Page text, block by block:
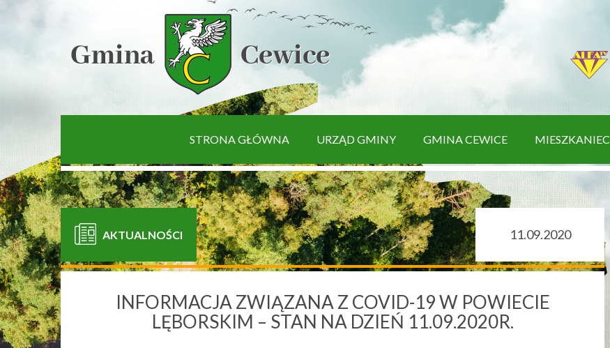
STRONA GŁÓWNA URZĄD GMINY GMINA CEWICE MIESZKANIEC
AKTUALNOŚCI 11.09.2020
INFORMACJA ZWIĄZANA Z COVID-19 W POWIECIE
LĘBORSKIM – STAN NA DZIEŃ 11.09.2020R.
[interaktywna-mapa]